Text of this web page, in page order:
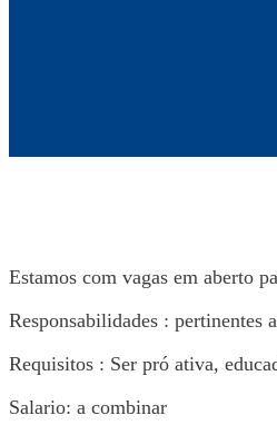
Estamos com vagas em aberto
Responsabilidades : pertinentes
Requisitos : Ser pró ativa,
Salario: a combinar